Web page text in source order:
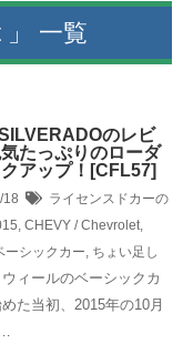
」 一覧
のレビ
たっぷりのローダ
アップ！[CFL57]
18
ライセンスドカーの
, CHEVY / Chevrolet,
ーシックカー, ちょい足し
ィールのベーシックカ
た当初、2015年の10月